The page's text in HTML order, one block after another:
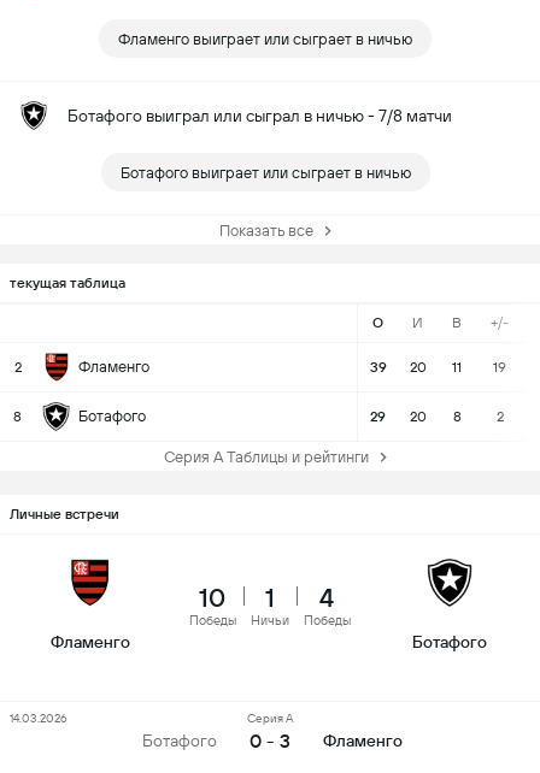
Фламенго выиграет или сыграет в ничью
Ботафого выиграл или сыграл в ничью - 7/8 матчи
Ботафого выиграет или сыграет в ничью
Показать все
текущая таблица
О И В +/-
2 Фламенго 39 20 11 19
8 Ботафого 29 20 8 2
Серия А Таблицы и рейтинги
Личные встречи
Фламенго
10
Победы
1
Ничьи
4
Победы
Ботафого
Ботафого
Серия А
0 - 3 Фламенго
14.03.2026